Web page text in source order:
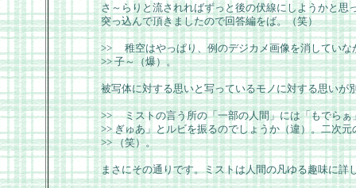
さ～らりと流されればずっと後の伏線にしようかと思
突っ込んで頂きましたので回答編をば。（笑）
>> 稚空はやっぱり、例のデジカメ画像を消していな
>> 子～（爆）。
被写体に対する思いと写っているモノに対する思いが
>> ミストの言う所の「一部の人間」には「もでらぁ
>> ぎゅあ」とルビを振るのでしょうか（違）。二次
>> （笑）。
まさにその通りです。ミストは人間の凡ゆる趣味に詳